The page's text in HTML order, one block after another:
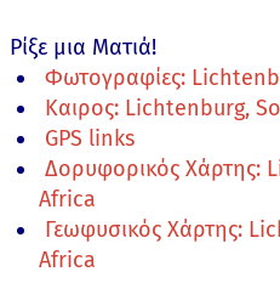
Ρίξε μια Ματιά!
Φωτογραφίες:
Καιρος: Lichtenburg,
GPS links
Δορυφορικός Χάρτης:
Africa
Γεωφυσικός Χάρτης:
Africa